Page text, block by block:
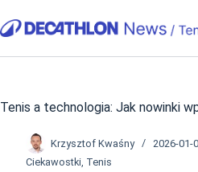
do
Tenis a technologia: Jak nowinki
Krzysztof Kwaśny
2026-01-
Ciekawostki, Tenis